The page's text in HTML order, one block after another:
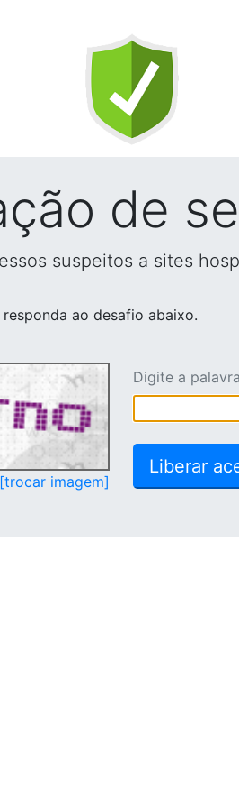
de
suspeitos a sites
responda ao desafio abaixo.
[trocar imagem]
Digite a